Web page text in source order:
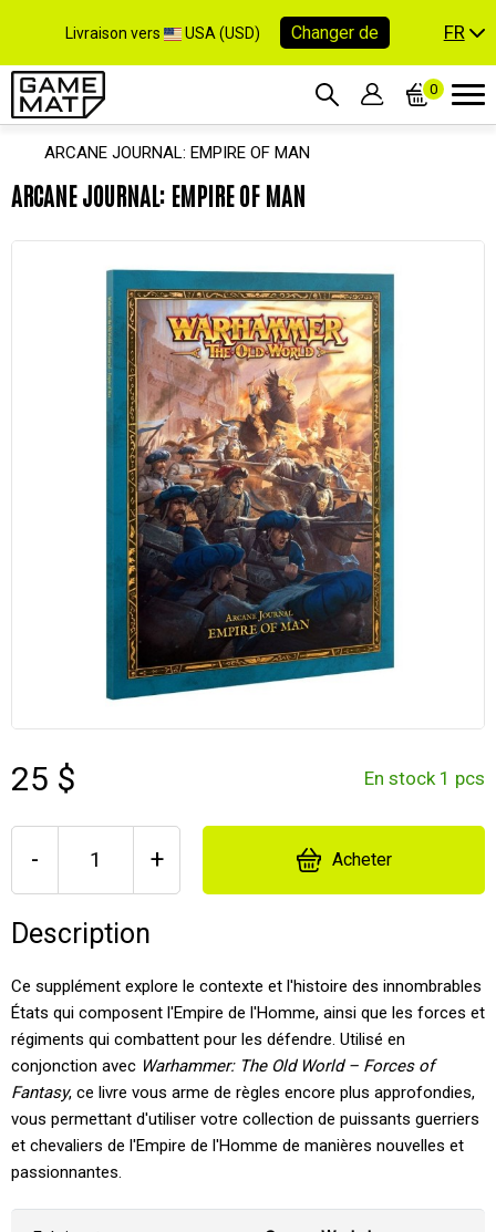
Livraison vers USA (USD) Changer de FR
0
ARCANE JOURNAL: EMPIRE OF MAN
ARCANE JOURNAL: EMPIRE OF MAN
25 $ En stock 1 pcs
- + Acheter
Description
Ce supplément explore le contexte et l'histoire des innombrables
États qui composent l'Empire de l'Homme, ainsi que les forces et
régiments qui combattent pour les défendre. Utilisé en
conjonction avec Warhammer: The Old World – Forces of
Fantasy, ce livre vous arme de règles encore plus approfondies,
vous permettant d'utiliser votre collection de puissants guerriers
et chevaliers de l'Empire de l'Homme de manières nouvelles et
passionnantes.